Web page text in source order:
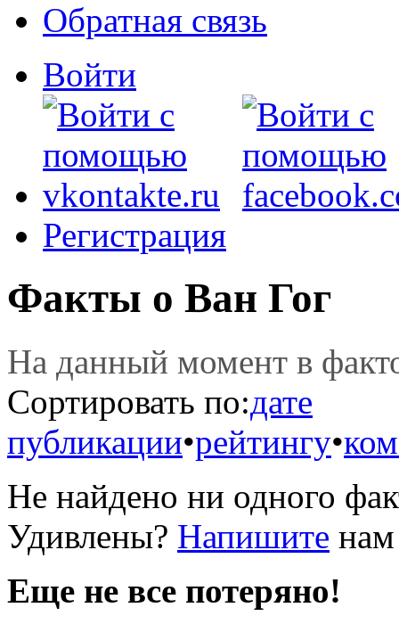
Обратная связь
Войти
Регистрация
Факты о Ван Гог
На данный момент в
Сортировать по:дате
публикации•рейтингу•
Не найдено ни одного
Удивлены? Напишите
Еще не все потеряно!